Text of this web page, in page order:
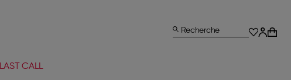
LAST CALL
Recherche